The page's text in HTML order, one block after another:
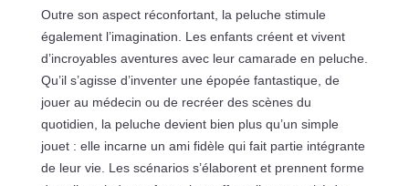
Outre son aspect réconfortant, la peluche stimule
également l’imagination. Les enfants créent et vivent
d’incroyables aventures avec leur camarade en peluche.
Qu’il s’agisse d’inventer une épopée fantastique, de
jouer au médecin ou de recréer des scènes du
quotidien, la peluche devient bien plus qu’un simple
jouet : elle incarne un ami fidèle qui fait partie intégrante
de leur vie. Les scénarios s’élaborent et prennent forme